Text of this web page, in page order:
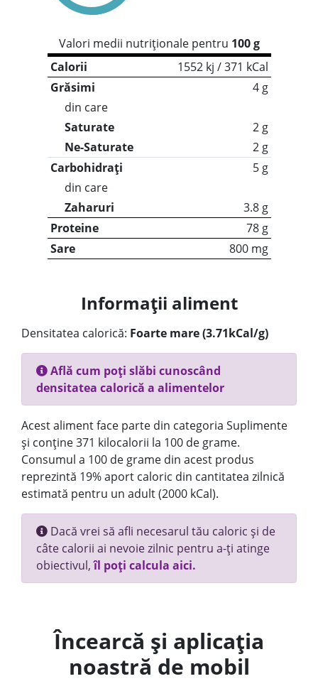
Valori medii nutriționale pentru 100 g
Calorii
1552 kj / 371 kCal
Grăsimi
4 g
din care
Saturate
2 g
Ne-Saturate
2 g
Carbohidrați
5 g
din care
Zaharuri
3.8 g
Proteine
78 g
Sare
800 mg
Informații aliment
Densitatea calorică: Foarte mare (3.71kCal/g)
Află cum poți slăbi cunoscând
densitatea calorică a alimentelor
Acest aliment face parte din categoria Suplimente
și conține 371 kilocalorii la 100 de grame.
Consumul a 100 de grame din acest produs
reprezintă 19% aport caloric din cantitatea zilnică
estimată pentru un adult (2000 kCal).
Dacă vrei să afli necesarul tău caloric și de
câte calorii ai nevoie zilnic pentru a-ți atinge
obiectivul,îl poți calcula aici.
Încearcă și aplicația
noastră de mobil